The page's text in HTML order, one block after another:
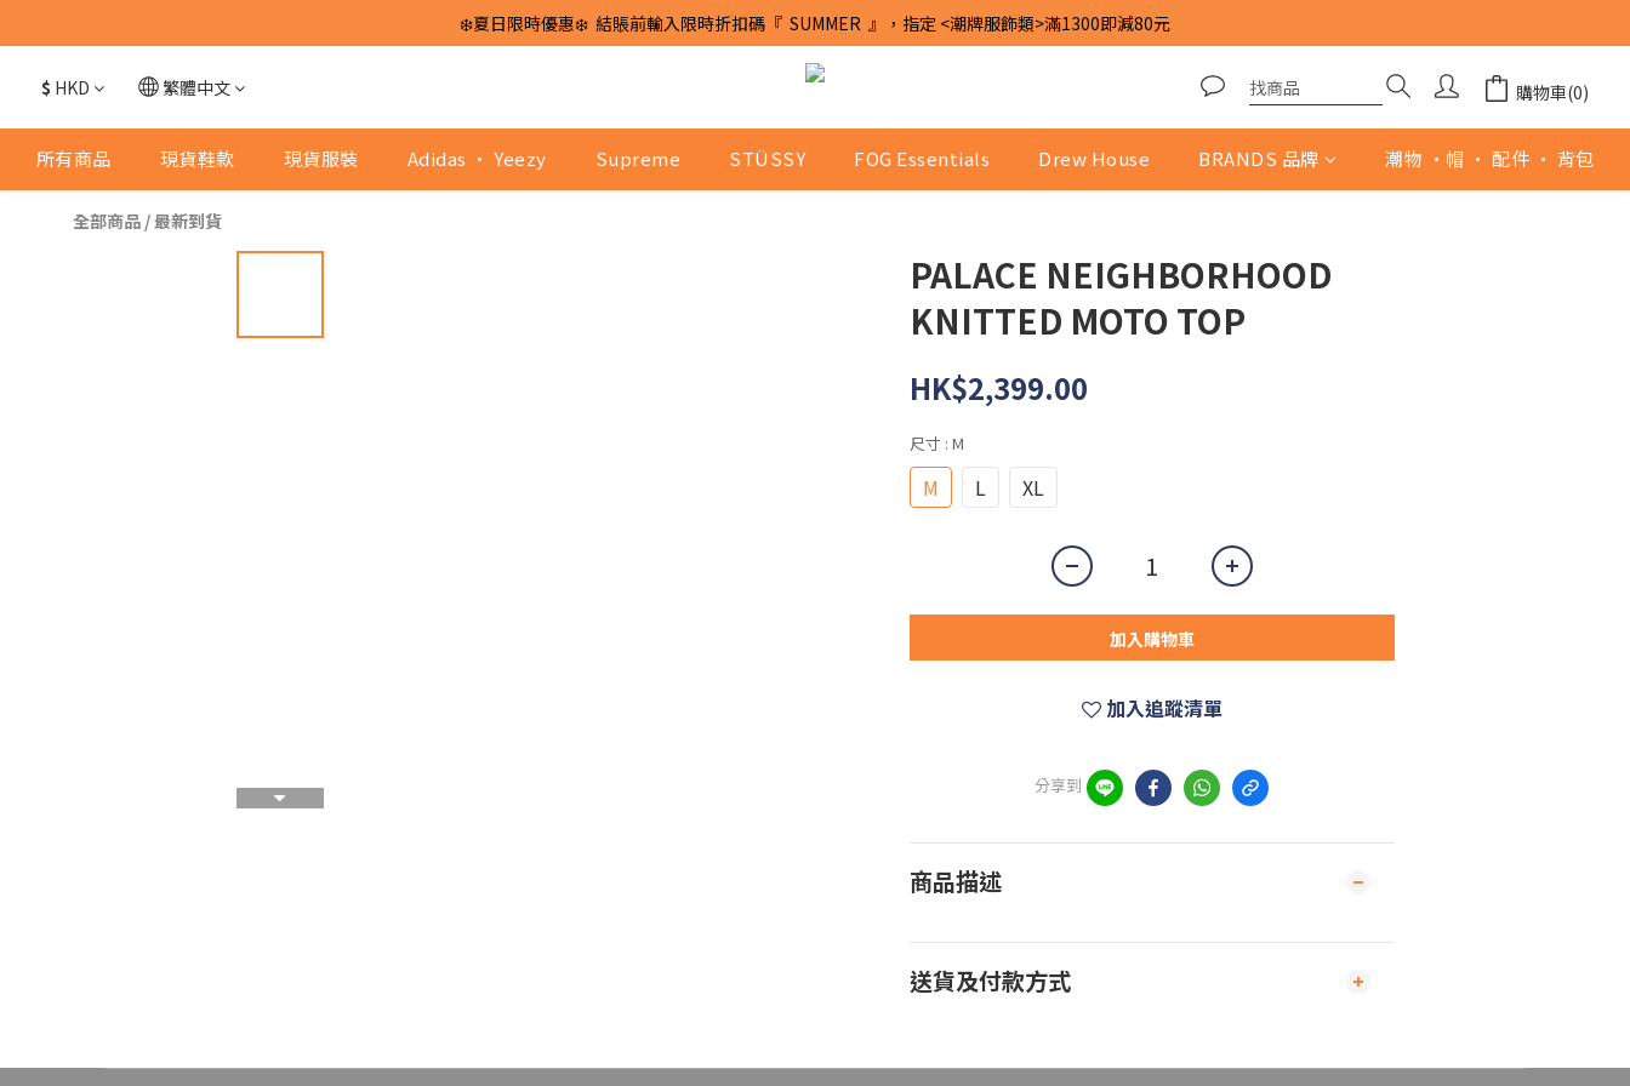
❄️夏日限時優惠❄️  結賬前輸入限時折扣碼『  SUMMER  』，指定 <潮牌服飾類>滿1300即減80元
$ HKD 繁體中文 購物車(0)
所有商品 現貨鞋款 現貨服裝 Adidas · Yeezy Supreme STÜSSY FOG Essentials Drew House BRANDS 品牌 潮物 ·帽 · 配件 · 背包
全部商品 /最新到貨
PALACE NEIGHBORHOOD
KNITTED MOTO TOP
HK$2,399.00
尺寸 : M
M L XL
加入購物車
加入追蹤清單
分享到
商品描述
送貨及付款方式